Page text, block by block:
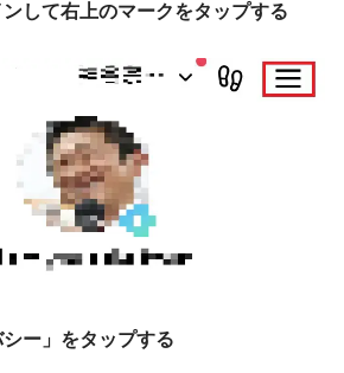
して右上のマークをタップする
ー」をタップする